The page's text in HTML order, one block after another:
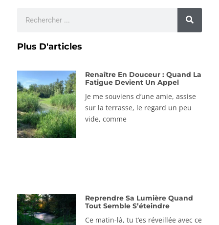
Plus D'articles
Renaître En Douceur : Quand La
Fatigue Devient Un Appel
Je me souviens d’une amie, assise
sur la terrasse, le regard un peu
vide, comme
Reprendre Sa Lumière Quand
Tout Semble S’éteindre
Ce matin-là, tu t’es réveillée avec ce